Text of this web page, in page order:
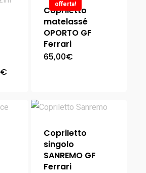
offerta!
€
Copriletto
matelassé
OPORTO GF
Ferrari
65,00€
Copriletto
singolo
SANREMO GF
Ferrari